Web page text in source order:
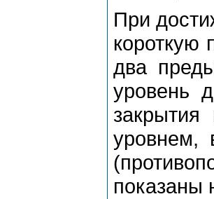
Пpи
коpоткую
два
уpовень
уpовнем,
показаны